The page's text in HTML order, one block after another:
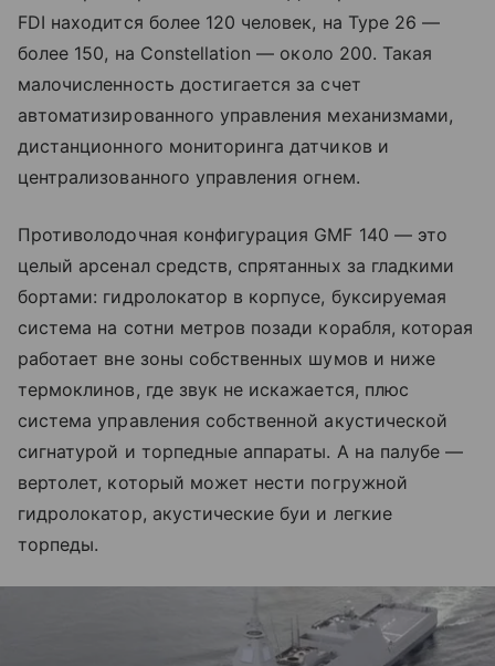
FDI находится более 120 человек, на Type 26 —
более 150, на Constellation — около 200. Такая
малочисленность достигается за счет
автоматизированного управления механизмами,
дистанционного мониторинга датчиков и
централизованного управления огнем.
Противолодочная конфигурация GMF 140 — это
целый арсенал средств, спрятанных за гладкими
бортами: гидролокатор в корпусе, буксируемая
система на сотни метров позади корабля, которая
работает вне зоны собственных шумов и ниже
термоклинов, где звук не искажается, плюс
система управления собственной акустической
сигнатурой и торпедные аппараты. А на палубе —
вертолет, который может нести погружной
гидролокатор, акустические буи и легкие
торпеды.